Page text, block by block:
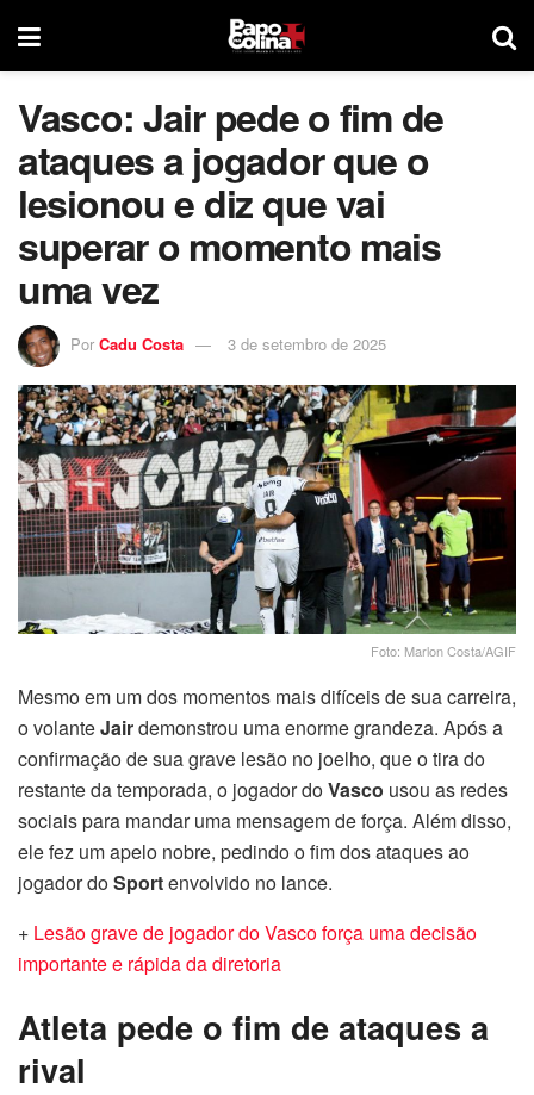
Vasco: Jair pede o fim de
ataques a jogador que o
lesionou e diz que vai
superar o momento mais
uma vez
Por Cadu Costa 3 de setembro de 2025
Foto: Marlon Costa/AGIF
Mesmo em um dos momentos mais difíceis de sua carreira,
o volanteJairdemonstrou uma enorme grandeza. Após a
confirmação de sua grave lesão no joelho, que o tira do
restante da temporada, o jogador doVasco usou as redes
sociais para mandar uma mensagem de força. Além disso,
ele fez um apelo nobre, pedindo o fim dos ataques ao
jogador doSportenvolvido no lance.
+ Lesão grave de jogador do Vasco força uma decisão
importante e rápida da diretoria
Atleta pede o fim de ataques a
rival